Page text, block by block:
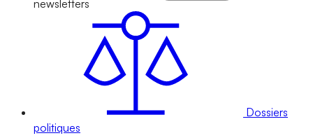
newsletters
Dossiers
politiques